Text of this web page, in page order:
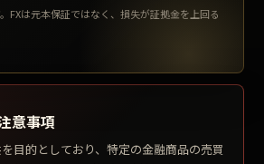
FXは元本保証ではなく、損失が証拠金を上回る
意事項
目的としており、特定の金融商品の売買